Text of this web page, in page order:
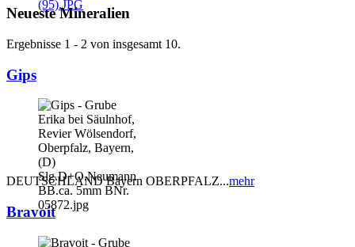
Neueste Mineralien
Ergebnisse 1 - 2 von insgesamt 10.
Gips
DEUTSCHLAND Bayern OBERPFALZ...mehr
Bravoit